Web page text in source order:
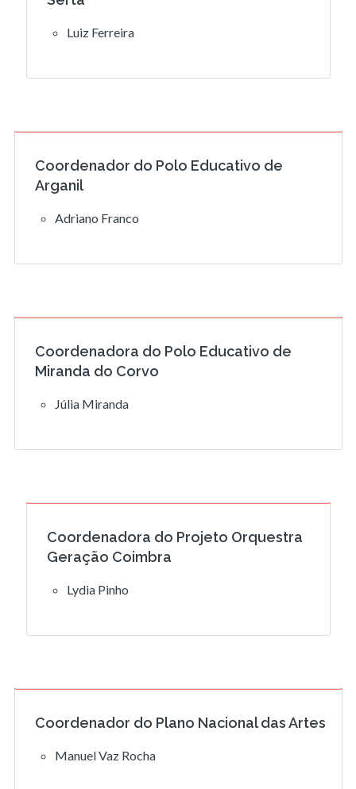
Luiz Ferreira
Coordenador do Polo Educativo de
Arganil
Adriano Franco
Coordenadora do Polo Educativo de
Miranda do Corvo
Júlia Miranda
Coordenadora do Projeto Orquestra
Geração Coimbra
Lydia Pinho
Coordenador do Plano Nacional das Artes
Manuel Vaz Rocha